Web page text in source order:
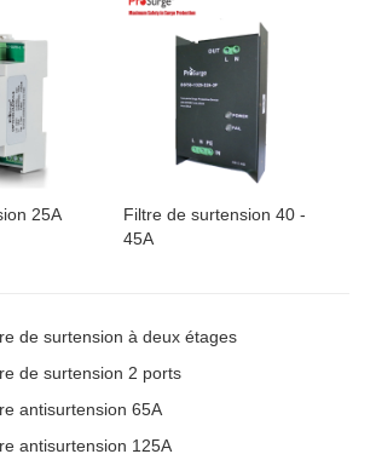
25A
Filtre de surtension 40 -
45A
de surtension à deux étages
de surtension 2 ports
antisurtension 65A
antisurtension 125A